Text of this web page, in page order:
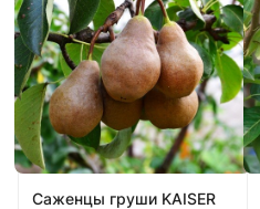
Саженцы груши KAISER